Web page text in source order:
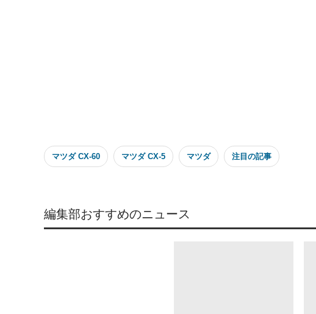
マツダ CX-60 マツダ CX-5 マツダ 注目の記事
編集部おすすめのニュース